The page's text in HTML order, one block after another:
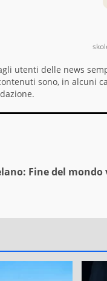
utenti delle news
sono, in alcuni
Fine del mondo